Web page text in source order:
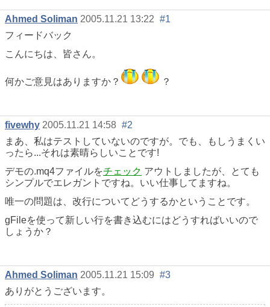
Ahmed Soliman 2005.11.21 13:22 #1
フィードバック
こんにちは、皆さん。
何かご意見はありますか？ ？
fivewhy 2005.11.21 14:58 #2
まあ、私はテストしていないのですが。でも、もしうまくい
ったら...それは素晴らしいことです!
デモの.mq4ファイルをチェック アウトしましたが、とても
シンプルでエレガントですね。いい仕事してますね。
唯一の問題は、改行についてどうするかということです。
gFileを使って新しい行を書き込むにはどうすればいいので
しょうか？
Ahmed Soliman 2005.11.21 15:09 #3
ありがとうございます。